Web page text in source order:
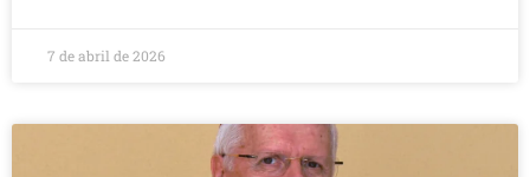
7 de abril de 2026